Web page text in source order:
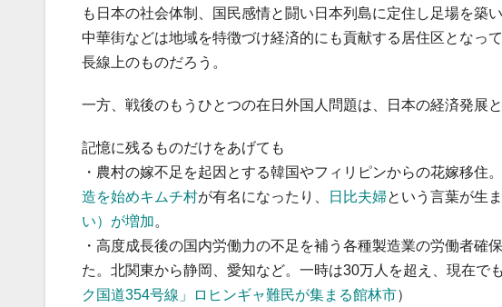
も日本の社会体制、国民感情と闘い日本列島に定住し足場を築
中華街などは地域を特徴づけ経済的にも貢献する居住区となっ
長線上のものだろう。
一方、戦後のもうひとつの在日外国人問題は、日本の経済発展
記憶に残るものだけをあげても
・農村の嫁不足を起因とする韓国やフィリピンからの花嫁移住。
造を始めキムチ村が有名になったり、 日比夫婦という言葉が生
い）が増加。
・高度成長後の国内労働力の不足を補う各種製造業の労働者確
た。北関東から静岡、愛知など。一時は30万人を超え、現在で
ク国道354号線」ロヒンギャ難民が集まる館林市）